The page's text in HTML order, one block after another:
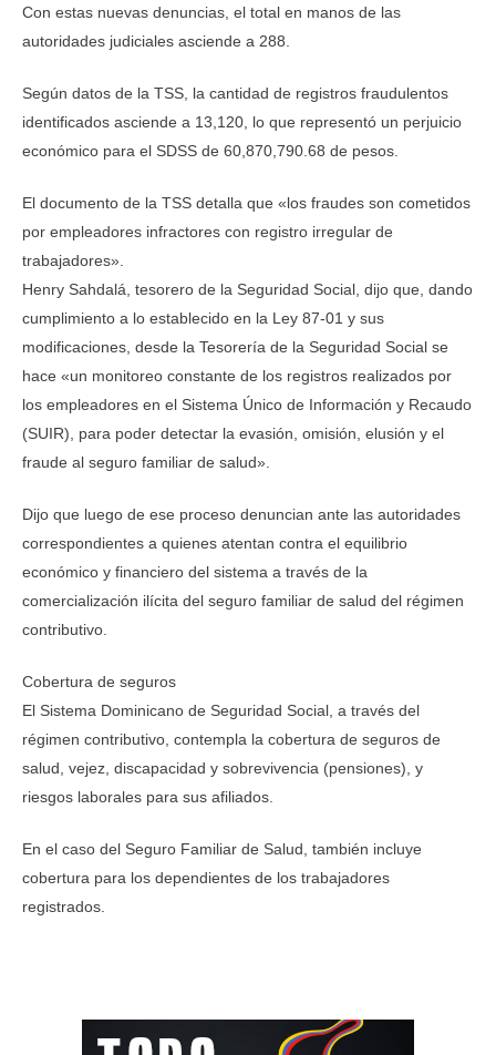
Con estas nuevas denuncias, el total en manos de las
autoridades judiciales asciende a 288.
Según datos de la TSS, la cantidad de registros fraudulentos
identificados asciende a 13,120, lo que representó un perjuicio
económico para el SDSS de 60,870,790.68 de pesos.
El documento de la TSS detalla que «los fraudes son cometidos
por empleadores infractores con registro irregular de
trabajadores».
Henry Sahdalá, tesorero de la Seguridad Social, dijo que, dando
cumplimiento a lo establecido en la Ley 87-01 y sus
modificaciones, desde la Tesorería de la Seguridad Social se
hace «un monitoreo constante de los registros realizados por
los empleadores en el Sistema Único de Información y Recaudo
(SUIR), para poder detectar la evasión, omisión, elusión y el
fraude al seguro familiar de salud».
Dijo que luego de ese proceso denuncian ante las autoridades
correspondientes a quienes atentan contra el equilibrio
económico y financiero del sistema a través de la
comercialización ilícita del seguro familiar de salud del régimen
contributivo.
Cobertura de seguros
El Sistema Dominicano de Seguridad Social, a través del
régimen contributivo, contempla la cobertura de seguros de
salud, vejez, discapacidad y sobrevivencia (pensiones), y
riesgos laborales para sus afiliados.
En el caso del Seguro Familiar de Salud, también incluye
cobertura para los dependientes de los trabajadores
registrados.